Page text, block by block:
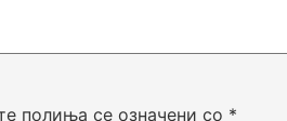
полиња се означени со *